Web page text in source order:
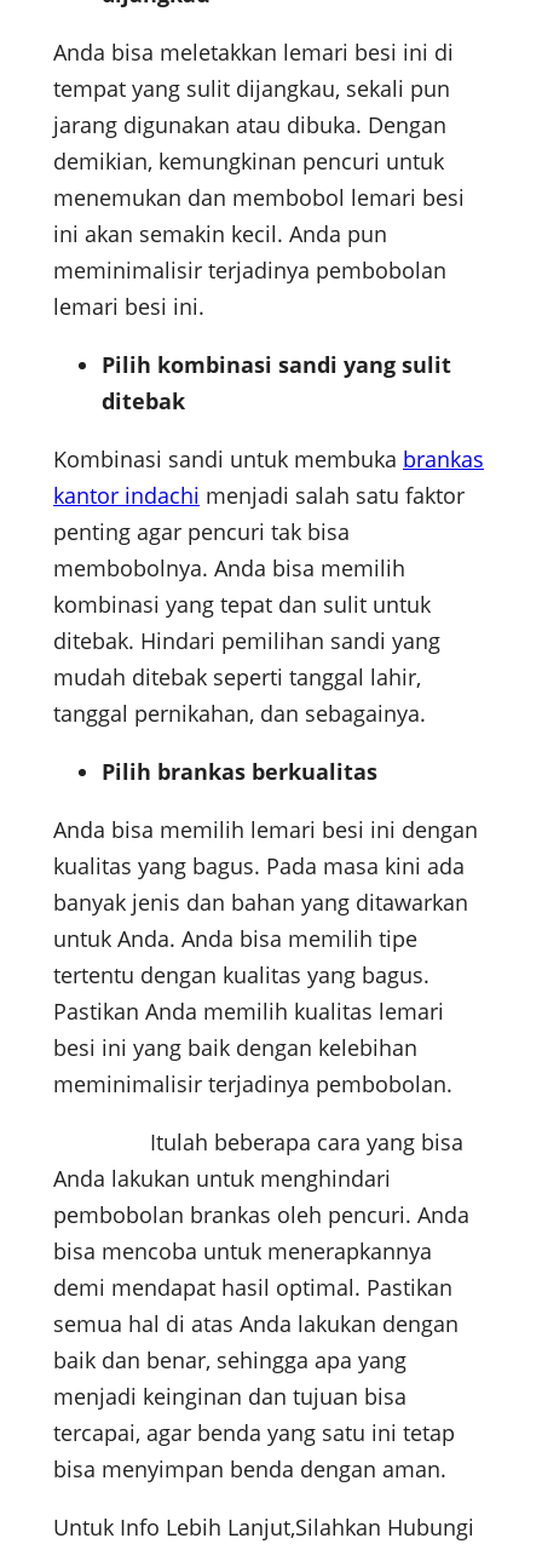
Anda bisa meletakkan lemari besi ini di
tempat yang sulit dijangkau, sekali pun
jarang digunakan atau dibuka. Dengan
demikian, kemungkinan pencuri untuk
menemukan dan membobol lemari besi
ini akan semakin kecil. Anda pun
meminimalisir terjadinya pembobolan
lemari besi ini.
Pilih kombinasi sandi yang sulit
ditebak
Kombinasi sandi untuk membuka brankas
kantor indachi menjadi salah satu faktor
penting agar pencuri tak bisa
membobolnya. Anda bisa memilih
kombinasi yang tepat dan sulit untuk
ditebak. Hindari pemilihan sandi yang
mudah ditebak seperti tanggal lahir,
tanggal pernikahan, dan sebagainya.
Pilih brankas berkualitas
Anda bisa memilih lemari besi ini dengan
kualitas yang bagus. Pada masa kini ada
banyak jenis dan bahan yang ditawarkan
untuk Anda. Anda bisa memilih tipe
tertentu dengan kualitas yang bagus.
Pastikan Anda memilih kualitas lemari
besi ini yang baik dengan kelebihan
meminimalisir terjadinya pembobolan.
Itulah beberapa cara yang bisa
Anda lakukan untuk menghindari
pembobolan brankas oleh pencuri. Anda
bisa mencoba untuk menerapkannya
demi mendapat hasil optimal. Pastikan
semua hal di atas Anda lakukan dengan
baik dan benar, sehingga apa yang
menjadi keinginan dan tujuan bisa
tercapai, agar benda yang satu ini tetap
bisa menyimpan benda dengan aman.
Untuk Info Lebih Lanjut,Silahkan Hubungi